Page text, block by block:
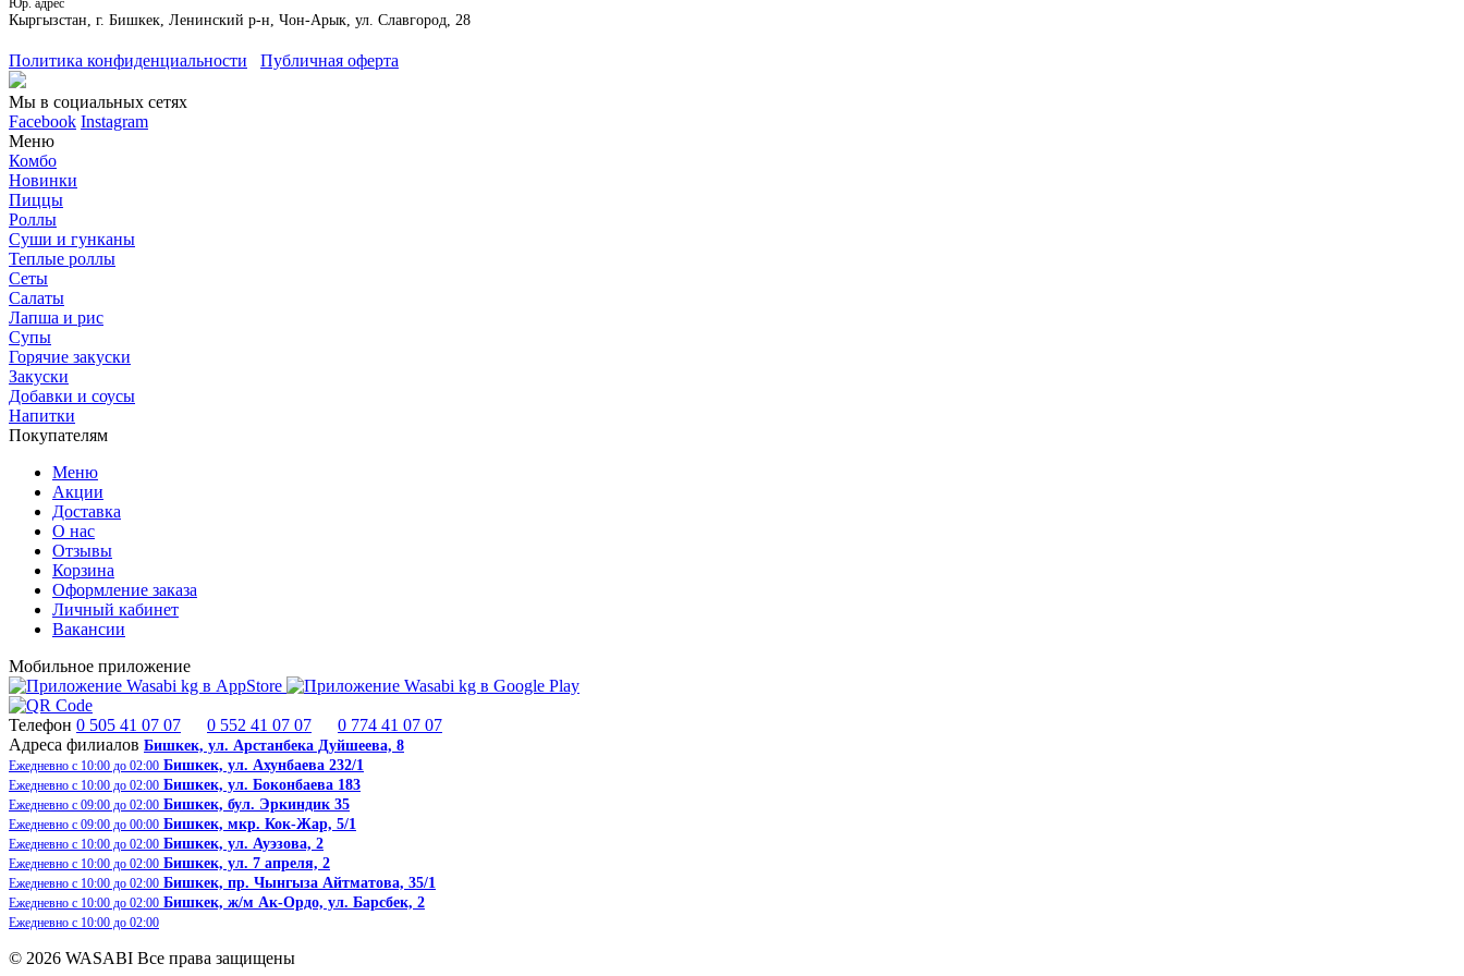
Юр. адрес
Кыргызстан, г. Бишкек, Ленинский р-н, Чон-Арык, ул. Славгород, 28
Политика конфиденциальности Публичная оферта
Мы в социальных сетях
Facebook Instagram
Меню
Комбо
Новинки
Пиццы
Роллы
Суши и гунканы
Теплые роллы
Сеты
Салаты
Лапша и рис
Супы
Горячие закуски
Закуски
Добавки и соусы
Напитки
Покупателям
Меню
Акции
Доставка
О нас
Отзывы
Корзина
Оформление заказа
Личный кабинет
Вакансии
Мобильное приложение
Телефон 0 505 41 07 07 0 552 41 07 07
0 774 41 07 07
Адреса филиалов Бишкек, ​ул. Арстанбека Дуйшеева, 8
Ежедневно с 10:00 до 02:00 Бишкек, ул. Ахунбаева 232/1
Ежедневно с 10:00 до 02:00 Бишкек, ул. Боконбаева 183
Ежедневно с 09:00 до 02:00 Бишкек, бул. Эркиндик 35
Ежедневно с 09:00 до 00:00 Бишкек, ​​мкр. Кок-Жар, 5/1
Ежедневно с 10:00 до 02:00 Бишкек, ул. Ауэзова, 2
Ежедневно с 10:00 до 02:00 Бишкек, ул. 7 апреля, 2
Ежедневно с 10:00 до 02:00 Бишкек, пр. Чынгыза Айтматова, 35/1
Ежедневно с 10:00 до 02:00 Бишкек, ж/м Ак-Ордо, ​ул. Барсбек, 2​
Ежедневно с 10:00 до 02:00
© 2026 WASABI Все права защищены